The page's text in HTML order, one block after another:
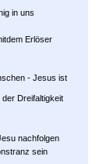
in uns
Erlöser
- Jesus ist
Dreifaltigkeit
nachfolgen
sein